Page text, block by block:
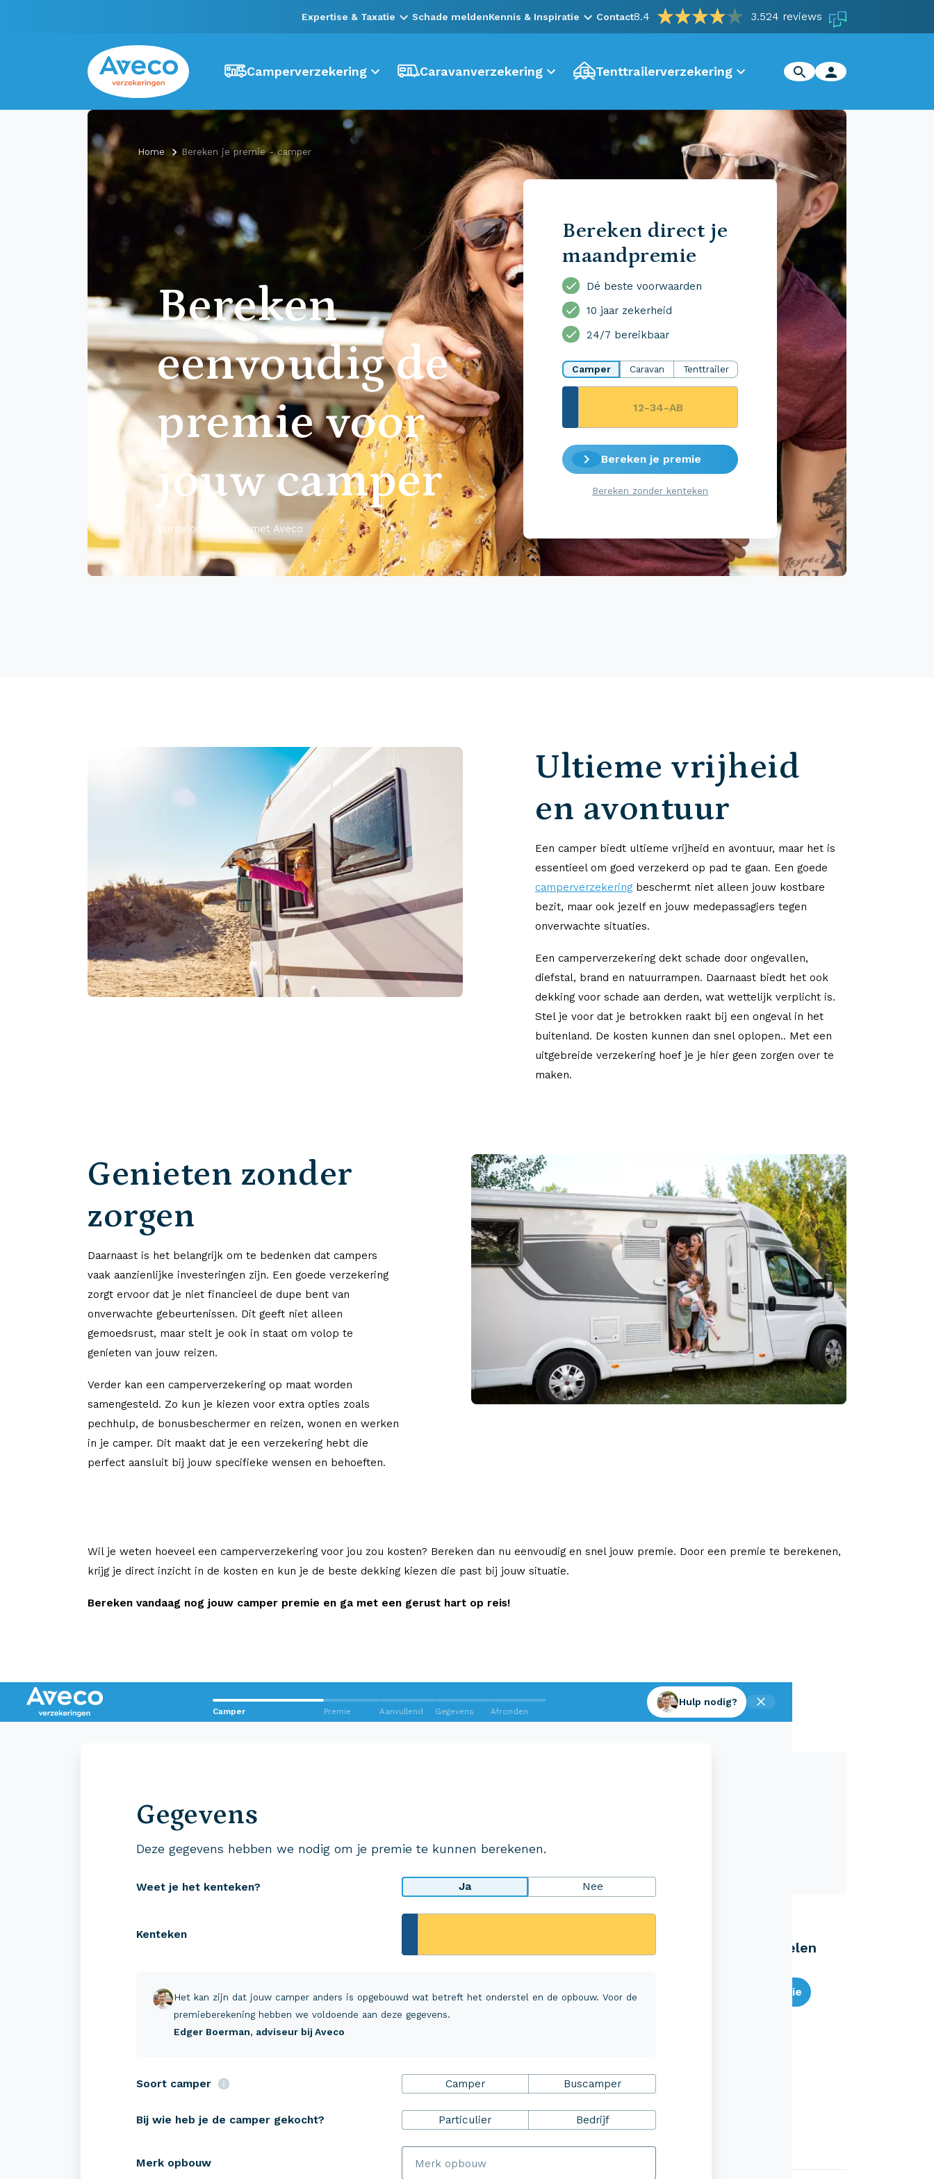
Expertise & Taxatie Schade meldenKennis & Inspiratie Contact8.4 3.524 reviews
Camperverzekering Caravanverzekering Tenttrailerverzekering
Home Bereken je premie - camper
Bereken
eenvoudig de
premie voor
jouw camper
Zorgeloos op reis met Aveco
Bereken direct je
maandpremie
Dé beste voorwaarden
10 jaar zekerheid
24/7 bereikbaar
Camper Caravan Tenttrailer
Bereken je premie
Bereken zonder kenteken
Ultieme vrijheid
en avontuur
Een camper biedt ultieme vrijheid en avontuur, maar het is
essentieel om goed verzekerd op pad te gaan. Een goede
camperverzekeringbeschermt niet alleen jouw kostbare
bezit, maar ook jezelf en jouw medepassagiers tegen
onverwachte situaties.
Een camperverzekering dekt schade door ongevallen,
diefstal, brand en natuurrampen. Daarnaast biedt het ook
dekking voor schade aan derden, wat wettelijk verplicht is.
Stel je voor dat je betrokken raakt bij een ongeval in het
buitenland. De kosten kunnen dan snel oplopen.. Met een
uitgebreide verzekering hoef je je hier geen zorgen over te
maken.
Genieten zonder
zorgen
Daarnaast is het belangrijk om te bedenken dat campers
vaak aanzienlijke investeringen zijn. Een goede verzekering
zorgt ervoor dat je niet financieel de dupe bent van
onverwachte gebeurtenissen. Dit geeft niet alleen
gemoedsrust, maar stelt je ook in staat om volop te
genieten van jouw reizen.
Verder kan een camperverzekering op maat worden
samengesteld. Zo kun je kiezen voor extra opties zoals
pechhulp, de bonusbeschermer en reizen, wonen en werken
in je camper. Dit maakt dat je een verzekering hebt die
perfect aansluit bij jouw specifieke wensen en behoeften.
Wil je weten hoeveel een camperverzekering voor jou zou kosten? Bereken dan nu eenvoudig en snel jouw premie. Door een premie te berekenen,
krijg je direct inzicht in de kosten en kun je de beste dekking kiezen die past bij jouw situatie.
Bereken vandaag nog jouw camper premie en ga met een gerust hart op reis!
Camper Premie Aanvullend Gegevens Afronden
Hulp nodig?
Gegevens
Deze gegevens hebben we nodig om je premie te kunnen berekenen.
Weet je het kenteken? Ja Nee
Kenteken
Het kan zijn dat jouw camper anders is opgebouwd wat betreft het onderstel en de opbouw. Voor de
premieberekening hebben we voldoende aan deze gegevens.
Edger Boerman, adviseur bij Aveco
Soort camper Camper Buscamper
Bij wie heb je de camper gekocht? Particulier Bedrijf
Merk opbouw
Wij staan voor je klaar!
zeggen
Buscamper verzekeren
Caravan verzekeren
Pechhulp+
Schadeverzekering inzittenden
Schade melden
Aveco Alarmcentrale
Eenvoudig zelf regelen
Bereken je premie